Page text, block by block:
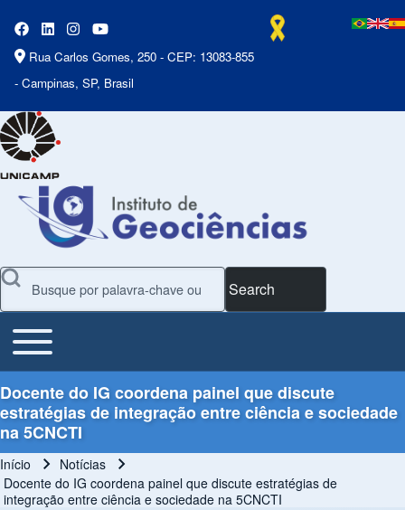
Rua Carlos Gomes, 250 - CEP: 13083-855
- Campinas, SP, Brasil
Search
Main Menu
Toggle main menu
Docente do IG coordena painel que discute
estratégias de integração entre ciência e sociedade
na 5CNCTI
Trilha de navegação
Início
Notícias
Docente do IG coordena painel que discute estratégias de
integração entre ciência e sociedade na 5CNCTI